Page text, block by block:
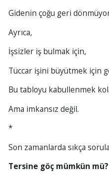
Gidenin çoğu geri
Ayrıca,
İşsizler iş bulmak için,
Tüccar işini büyütmek için
Bu tabloyu kabullenmek
Ama imkansız değil.
*
Son zamanlarda sıkça
Tersine göç mümkün mü?